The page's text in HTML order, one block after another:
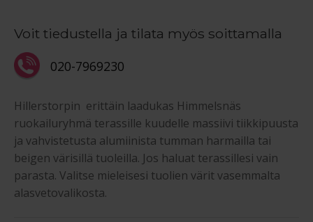
490,00 €
790,00 €
Voit tiedustella ja tilata myös soittamalla
020-7969230
Hillerstorpin erittäin laadukas Himmelsnäs
ruokailuryhmä terassille kuudelle massiivi tiikkipuusta
ja vahvistetusta alumiinista tumman harmailla tai
beigen värisillä tuoleilla. Jos haluat terassillesi vain
parasta. Valitse mieleisesi tuolien värit vasemmalta
alasvetovalikosta.